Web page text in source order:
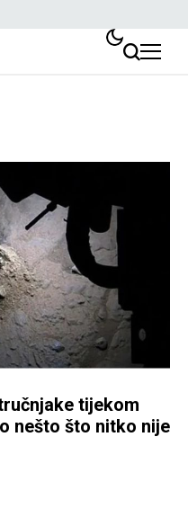
tijekom
nešto što nitko nije